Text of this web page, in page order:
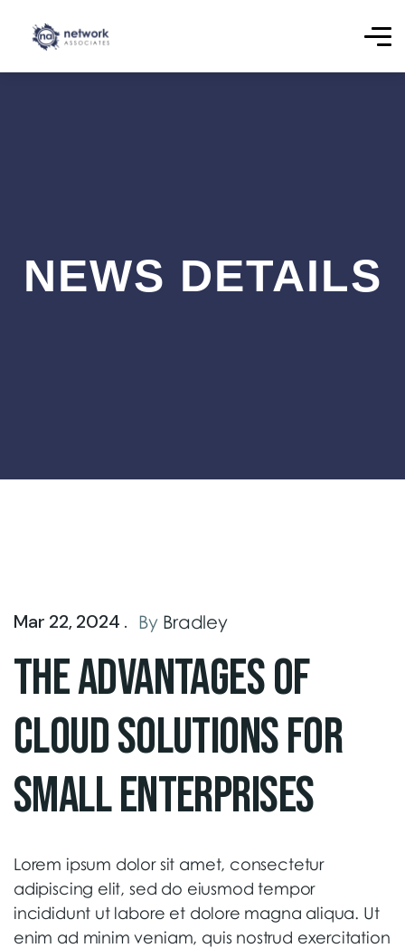
NEWS DETAILS
Mar 22, 2024 . By Bradley
The Advantages of
Cloud Solutions for
Small Enterprises
Lorem ipsum dolor sit amet, consectetur
adipiscing elit, sed do eiusmod tempor
incididunt ut labore et dolore magna aliqua. Ut
enim ad minim veniam, quis nostrud exercitation